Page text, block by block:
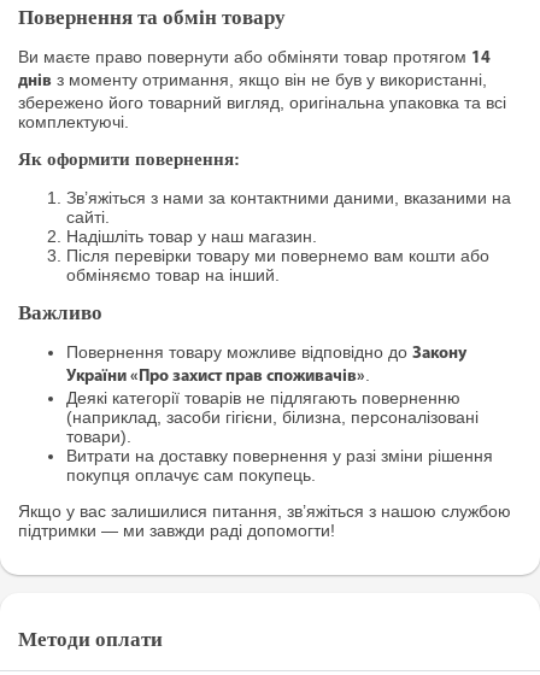
Повернення та обмін товару
Ви маєте право повернути або обміняти товар протягом 14
днів з моменту отримання, якщо він не був у використанні,
збережено його товарний вигляд, оригінальна упаковка та всі
комплектуючі.
Як оформити повернення:
Зв’яжіться з нами за контактними даними, вказаними на
сайті.
Надішліть товар у наш магазин.
Після перевірки товару ми повернемо вам кошти або
обміняємо товар на інший.
Важливо
Повернення товару можливе відповідно до Закону
України «Про захист прав споживачів».
Деякі категорії товарів не підлягають поверненню
(наприклад, засоби гігієни, білизна, персоналізовані
товари).
Витрати на доставку повернення у разі зміни рішення
покупця оплачує сам покупець.
Якщо у вас залишилися питання, зв’яжіться з нашою службою
підтримки — ми завжди раді допомогти!
Методи оплати